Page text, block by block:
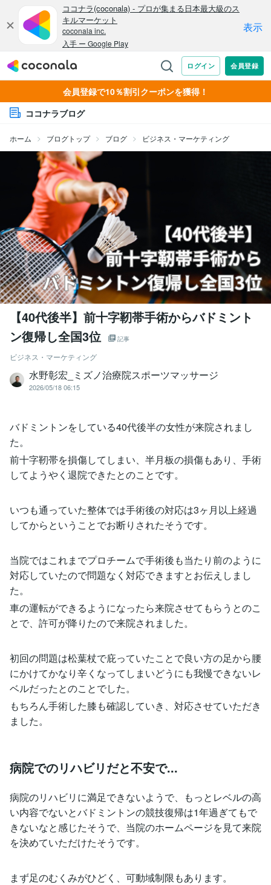
会員登録で10％割引クーポンを獲得！
ココナラブログ
ホーム ブログトップ ブログ ビジネス・マーケティング
【40代後半】前十字靭帯手術からバドミント
ン復帰し全国3位
記事
ビジネス・マーケティング
水野彰宏_ミズノ治療院スポーツマッサージ
2026/05/18 06:15
バドミントンをしている40代後半の女性が来院されまし
た。
前十字靭帯を損傷してしまい、半月板の損傷もあり、手術
してようやく退院できたとのことです。
いつも通っていた整体では手術後の対応は3ヶ月以上経過
してからということでお断りされたそうです。
当院ではこれまでプロチームで手術後も当たり前のように
対応していたので問題なく対応できますとお伝えしまし
た。
車の運転ができるようになったら来院させてもらうとのこ
とで、許可が降りたので来院されました。
初回の問題は松葉杖で庇っていたことで良い方の足から腰
にかけてかなり辛くなってしまいどうにも我慢できないレ
ベルだったとのことでした。
もちろん手術した膝も確認していき、対応させていただき
ました。
病院でのリハビリだと不安で...
病院のリハビリに満足できないようで、もっとレベルの高
い内容でないとバドミントンの競技復帰は1年過ぎてもで
きないなと感じたそうで、当院のホームページを見て来院
を決めていただけたそうです。
まず足のむくみがひどく、可動域制限もあります。